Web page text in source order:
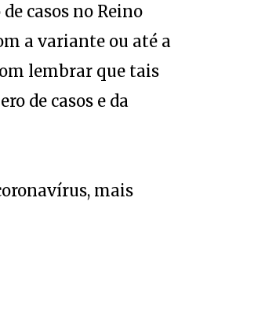
casos no Reino
a variante ou até a
lembrar que tais
de casos e da
mais